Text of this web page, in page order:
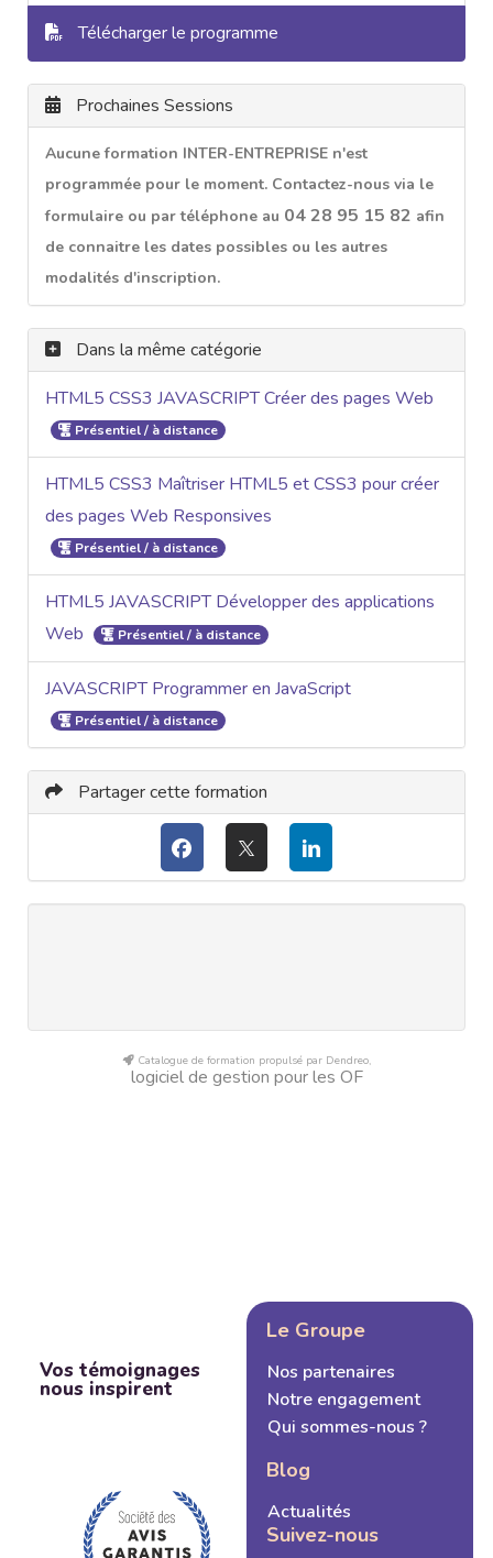
Télécharger le programme
Prochaines Sessions
Aucune formation INTER-ENTREPRISE n'est
programmée pour le moment. Contactez-nous via le
formulaire ou par téléphone au 04 28 95 15 82 afin
de connaitre les dates possibles ou les autres
modalités d'inscription.
Dans la même catégorie
HTML5 CSS3 JAVASCRIPT Créer des pages Web
Présentiel / à distance
HTML5 CSS3 Maîtriser HTML5 et CSS3 pour créer
des pages Web Responsives
Présentiel / à distance
HTML5 JAVASCRIPT Développer des applications
Web
Présentiel / à distance
JAVASCRIPT Programmer en JavaScript
Présentiel / à distance
Partager cette formation
Catalogue de formation propulsé par Dendreo,
logiciel de gestion pour les OF
Vos témoignages
nous inspirent
Le Groupe
Nos partenaires
Notre engagement
Qui sommes-nous ?
Blog
Actualités
Suivez-nous